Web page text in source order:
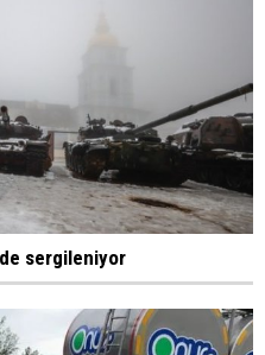
sergileniyor